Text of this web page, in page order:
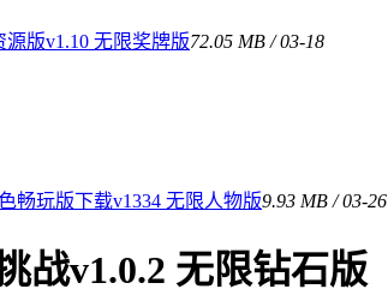
版v1.10 无限奖牌版72.05 MB / 03-18
畅玩版下载v1334 无限人物版9.93 MB / 03-26
战v1.0.2 无限钻石版